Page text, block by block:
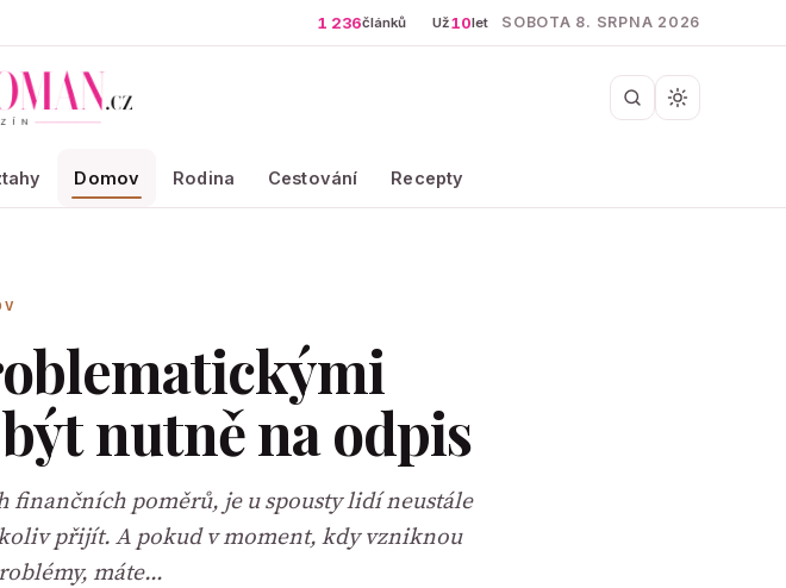
1 236článků Už10let SOBOTA 8. SRPNA 2026
Domov Rodina Cestování Recepty
nutně na odpis
finančních poměrů, je u spousty lidí neustále
přijít. A pokud v moment, kdy vzniknou
máte…